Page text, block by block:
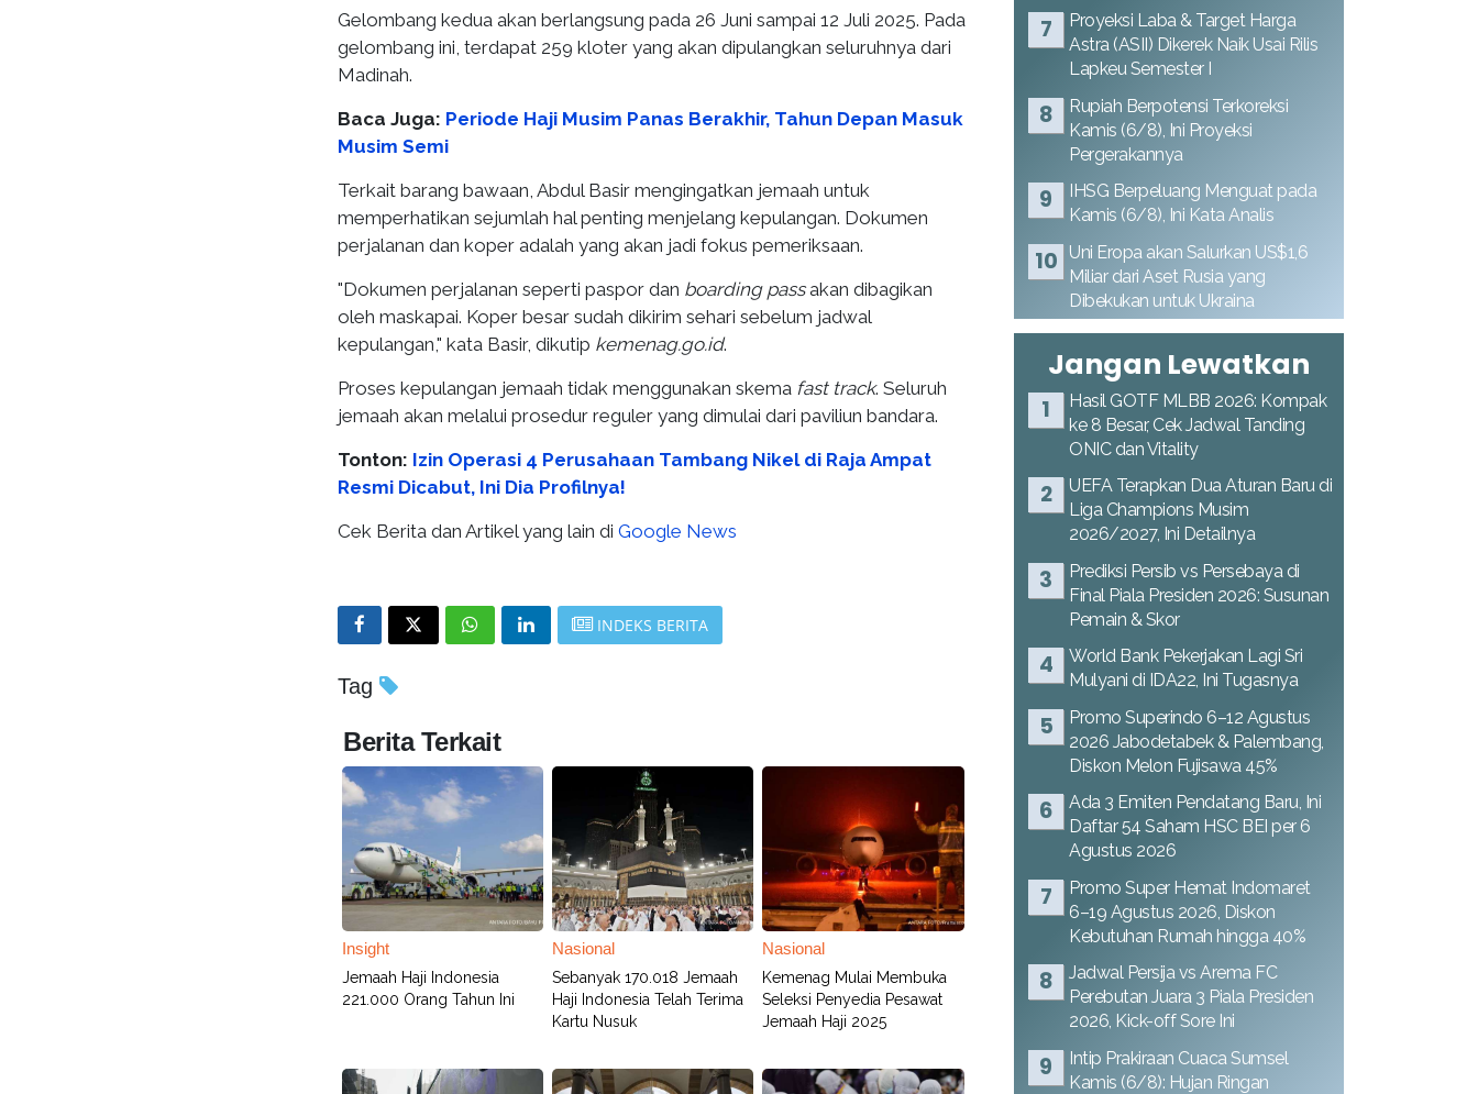
Gelombang kedua akan berlangsung pada 26 Juni sampai 12 Juli 2025. Pada
gelombang ini, terdapat 259 kloter yang akan dipulangkan seluruhnya dari
Madinah.
Baca Juga: Periode Haji Musim Panas Berakhir, Tahun Depan Masuk
Musim Semi
Terkait barang bawaan, Abdul Basir mengingatkan jemaah untuk
memperhatikan sejumlah hal penting menjelang kepulangan. Dokumen
perjalanan dan koper adalah yang akan jadi fokus pemeriksaan.
"Dokumen perjalanan seperti paspor dan boarding passakan dibagikan
oleh maskapai. Koper besar sudah dikirim sehari sebelum jadwal
kepulangan," kata Basir, dikutip kemenag.go.id.
Proses kepulangan jemaah tidak menggunakan skema fast track. Seluruh
jemaah akan melalui prosedur reguler yang dimulai dari paviliun bandara.
Tonton: Izin Operasi 4 Perusahaan Tambang Nikel di Raja Ampat
Resmi Dicabut, Ini Dia Profilnya!
Cek Berita dan Artikel yang lain di Google News
INDEKS BERITA
Tag
Berita Terkait
Insight
Jemaah Haji Indonesia
221.000 Orang Tahun Ini
Nasional
Sebanyak 170.018 Jemaah
Haji Indonesia Telah Terima
Kartu Nusuk
Nasional
Kemenag Mulai Membuka
Seleksi Penyedia Pesawat
Jemaah Haji 2025
Proyeksi Laba & Target Harga
Astra (ASII) Dikerek Naik Usai Rilis
Lapkeu Semester I
Rupiah Berpotensi Terkoreksi
Kamis (6/8), Ini Proyeksi
Pergerakannya
IHSG Berpeluang Menguat pada
Kamis (6/8), Ini Kata Analis
Uni Eropa akan Salurkan US$1,6
Miliar dari Aset Rusia yang
Dibekukan untuk Ukraina
Jangan Lewatkan
Hasil GOTF MLBB 2026: Kompak
ke 8 Besar, Cek Jadwal Tanding
ONIC dan Vitality
UEFA Terapkan Dua Aturan Baru di
Liga Champions Musim
2026/2027, Ini Detailnya
Prediksi Persib vs Persebaya di
Final Piala Presiden 2026: Susunan
Pemain & Skor
World Bank Pekerjakan Lagi Sri
Mulyani di IDA22, Ini Tugasnya
Promo Superindo 6–12 Agustus
2026 Jabodetabek & Palembang,
Diskon Melon Fujisawa 45%
Ada 3 Emiten Pendatang Baru, Ini
Daftar 54 Saham HSC BEI per 6
Agustus 2026
Promo Super Hemat Indomaret
6–19 Agustus 2026, Diskon
Kebutuhan Rumah hingga 40%
Jadwal Persija vs Arema FC
Perebutan Juara 3 Piala Presiden
2026, Kick-off Sore Ini
Intip Prakiraan Cuaca Sumsel
Kamis (6/8): Hujan Ringan